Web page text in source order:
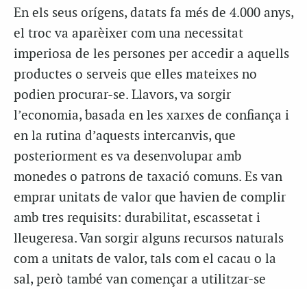
En els seus orígens, datats fa més de 4.000 anys,
el troc va aparèixer com una necessitat
imperiosa de les persones per accedir a aquells
productes o serveis que elles mateixes no
podien procurar-se. Llavors, va sorgir
l’economia, basada en les xarxes de confiança i
en la rutina d’aquests intercanvis, que
posteriorment es va desenvolupar amb
monedes o patrons de taxació comuns. Es van
emprar unitats de valor que havien de complir
amb tres requisits: durabilitat, escassetat i
lleugeresa. Van sorgir alguns recursos naturals
com a unitats de valor, tals com el cacau o la
sal, però també van començar a utilitzar-se